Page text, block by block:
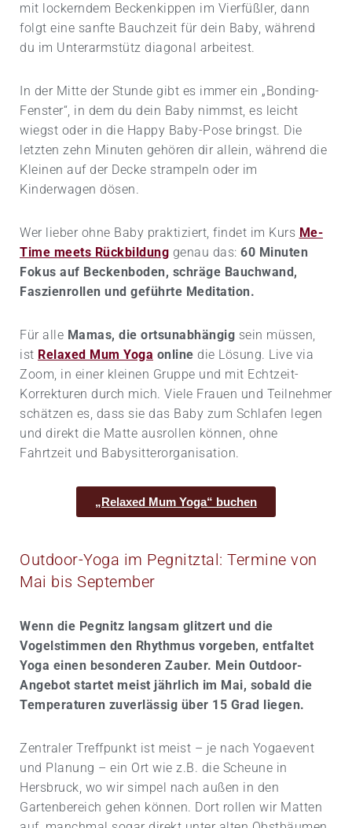
mit lockerndem Beckenkippen im Vierfüßler, dann
folgt eine sanfte Bauchzeit für dein Baby, während
du im Unterarmstütz diagonal arbeitest.
In der Mitte der Stunde gibt es immer ein „Bonding-
Fenster“, in dem du dein Baby nimmst, es leicht
wiegst oder in die Happy Baby-Pose bringst. Die
letzten zehn Minuten gehören dir allein, während die
Kleinen auf der Decke strampeln oder im
Kinderwagen dösen.
Wer lieber ohne Baby praktiziert, findet im Kurs Me-
Time meets Rückbildung genau das: 60 Minuten
Fokus auf Beckenboden, schräge Bauchwand,
Faszienrollen und geführte Meditation.
Für alle Mamas, die ortsunabhängig sein müssen,
ist Relaxed Mum Yoga online die Lösung. Live via
Zoom, in einer kleinen Gruppe und mit Echtzeit-
Korrekturen durch mich. Viele Frauen und Teilnehmer
schätzen es, dass sie das Baby zum Schlafen legen
und direkt die Matte ausrollen können, ohne
Fahrtzeit und Babysitter­organisation.
„Relaxed Mum Yoga“ buchen
Outdoor-Yoga im Pegnitztal: Termine von
Mai bis September
Wenn die Pegnitz langsam glitzert und die
Vogelstimmen den Rhythmus vorgeben, entfaltet
Yoga einen besonderen Zauber. Mein Outdoor-
Angebot startet meist jährlich im Mai, sobald die
Temperaturen zuverlässig über 15 Grad liegen.
Zentraler Treffpunkt ist meist – je nach Yogaevent
und Planung – ein Ort wie z.B. die Scheune in
Hersbruck, wo wir simpel nach außen in den
Gartenbereich gehen können. Dort rollen wir Matten